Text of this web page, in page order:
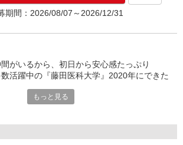
期間：2026/08/07～2026/12/31
がいるから、初日から安心感たっぷり
活躍中の『藤田医科大学』2020年にできた
ので患者さんの対応なし
境で長く働けそう
もっと見る